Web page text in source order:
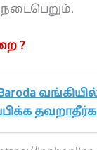
நடைபெறும்.
?
Baroda